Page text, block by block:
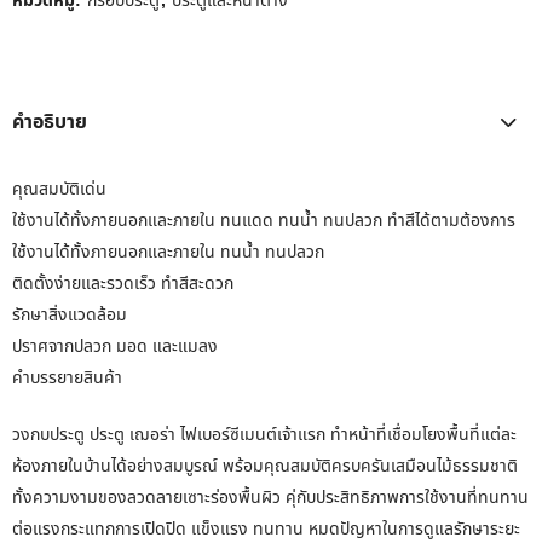
คำอธิบาย
คุณสมบัติเด่น
ใช้งานได้ทั้งภายนอกและภายใน ทนแดด ทนน้ำ ทนปลวก ทำสีได้ตามต้องการ
ใช้งานได้ทั้งภายนอกและภายใน ทนน้ำ ทนปลวก
ติดตั้งง่ายและรวดเร็ว ทำสีสะดวก
รักษาสิ่งแวดล้อม
ปราศจากปลวก มอด และแมลง
คำบรรยายสินค้า
วงกบประตู ประตู เฌอร่า ไฟเบอร์ซีเมนต์เจ้าแรก ทำหน้าที่เชื่อมโยงพื้นที่แต่ละ
ห้องภายในบ้านได้อย่างสมบูรณ์ พร้อมคุณสมบัติครบครันเสมือนไม้ธรรมชาติ
ทั้งความงามของลวดลายเซาะร่องพื้นผิว คุ่กับประสิทธิภาพการใช้งานที่ทนทาน
ต่อแรงกระแทกการเปิดปิด แข็งแรง ทนทาน หมดปัญหาในการดูแลรักษาระยะ